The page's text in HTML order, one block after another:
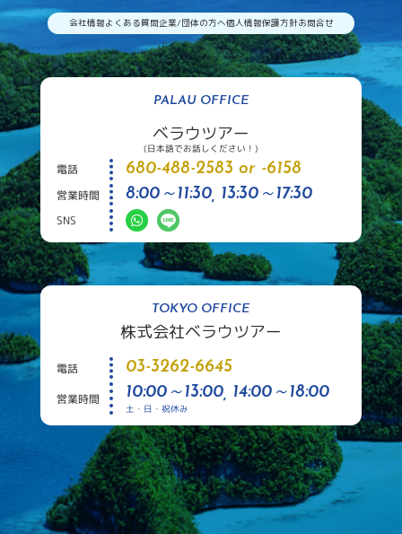
会社情報よくある質問企業/団体の方へ個人情報保護方針お問合せ
PALAU OFFICE
ベラウツアー
(日本語でお話しください！)
電話 680-488-2583 or -6158
営業時間 8:00～11:30, 13:30～17:30
SNS
TOKYO OFFICE
株式会社ベラウツアー
電話 03-3262-6645
営業時間 10:00～13:00, 14:00～18:00
土・日・祝休み